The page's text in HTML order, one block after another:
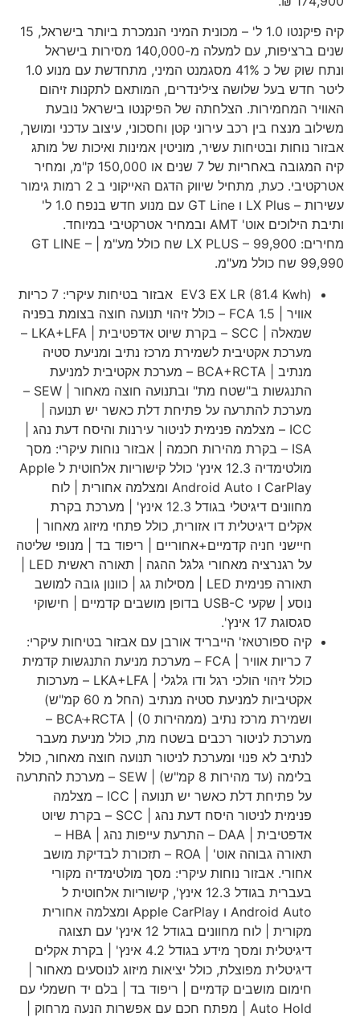
קיה פיקנטו 1.0 ל' – מכונית המיני הנמכרת ביותר בישראל, 15
שנים ברציפות, עם למעלה מ-140,000 מסירות בישראל
ונתח שוק של כ 41% מסגמנט המיני, מתחדשת עם מנוע 1.0
ליטר חדש בעל שלושה צילינדרים, המותאם לתקנות זיהום
האוויר המחמירות. הצלחתה של הפיקנטו בישראל נובעת
משילוב מנצח בין רכב עירוני קטן וחסכוני, עיצוב עדכני ומושך,
אבזור נוחות ובטיחות עשיר, מוניטין אמינות ואיכות של מותג
קיה המגובה באחריות של 7 שנים או 150,000 ק"מ, ומחיר
אטרקטיבי. כעת, מתחיל שיווק הדגם האייקוני ב 2 רמות גימור
עשירות – LX Plus ו GT Line עם מנוע חדש בנפח 1.0 ל'
ותיבת הילוכים אוט' AMT ובמחיר אטרקטיבי במיוחד.
מחירים: LX PLUS – 99,900 שח כולל מע"מ | GT LINE –
99,990 שח כולל מע"מ.
EV3 EX LR (81.4 Kwh) אבזור בטיחות עיקרי: 7 כריות
אוויר | FCA 1.5 – כולל זיהוי תנועה חוצה בצומת בפניה
שמאלה | SCC – בקרת שיוט אדפטיבית | LKA+LFA –
מערכת אקטיבית לשמירת מרכז נתיב ומניעת סטיה
מנתיב | BCA+RCTA – מערכת אקטיבית למניעת
התנגשות ב"שטח מת" ובתנועה חוצה מאחור | SEW –
מערכת להתרעה על פתיחת דלת כאשר יש תנועה |
ICC – מצלמה פנימית לניטור עירנות והיסח דעת נהג |
ISA – בקרת מהירות חכמה | אבזור נוחות עיקרי: מסך
מולטימדיה 12.3 אינץ' כולל קישוריות אלחוטית ל Apple
CarPlay ו Android Auto ומצלמה אחורית | לוח
מחוונים דיגיטלי בגודל 12.3 אינץ' | מערכת בקרת
אקלים דיגיטלית דו אזורית, כולל פתחי מיזוג מאחור |
חיישני חניה קדמיים+אחוריים | ריפוד בד | מנופי שליטה
על רגנרציה מאחורי גלגל ההגה | תאורה ראשית LED |
תאורה פנימית LED | מסילות גג | כוונון גובה למושב
נוסע | שקעי USB-C בדופן מושבים קדמיים | חישוקי
סגסוגת 17 אינץ'.
קיה ספורטאז' הייבריד אורבן עם אבזור בטיחות עיקרי:
7 כריות אוויר | FCA – מערכת מניעת התנגשות קדמית
כולל זיהוי הולכי רגל ודו גלגלי | LKA+LFA – מערכות
אקטיביות למניעת סטיה מנתיב (החל מ 60 קמ"ש)
ושמירת מרכז נתיב (ממהירות 0) | BCAּּ+RCTA –
מערכת לניטור רכבים בשטח מת, כולל מניעת מעבר
לנתיב לא פנוי ומערכת לניטור תנועה חוצה מאחור, כולל
בלימה (עד מהירות 8 קמ"ש) | SEW – מערכת להתרעה
על פתיחת דלת כאשר יש תנועה | ICC – מצלמה
פנימית לניטור היסח דעת נהג | SCC – בקרת שיוט
אדפטיבית | DAA – התרעת עייפות נהג | HBA –
תאורה גבוהה אוט' | ROA – תזכורת לבדיקת מושב
אחורי. אבזור נוחות עיקרי: מסך מולטימדיה מקורי
בעברית בגודל 12.3 אינץ', קישוריות אלחוטית ל
Android Auto ו Apple CarPlay ומצלמה אחורית
מקורית | לוח מחוונים בגודל 12 אינץ' עם תצוגה
דיגיטלית ומסך מידע בגודל 4.2 אינץ' | בקרת אקלים
דיגיטלית מפוצלת, כולל יציאות מיזוג לנוסעים מאחור |
חימום מושבים קדמיים | ריפוד בד | בלם יד חשמלי עם
Auto Hold | מפתח חכם עם אפשרות הנעה מרחוק |